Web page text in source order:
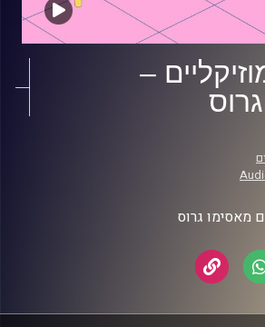
–
מאסימו גרוס